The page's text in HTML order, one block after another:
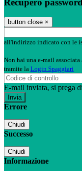
button close ×
all'indirizzo indicato con le
Non hai una e-mail
tramite la Login Spaggiari
E-mail inviata, si prega
Errore
Chiudi
Successo
Chiudi
Informazione